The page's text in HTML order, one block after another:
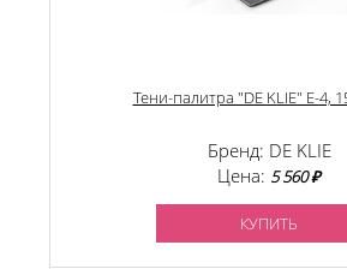
Тени-палитра "DE KLIE" Е-4,
Бренд: DE KLIE
Цена: 5 560 ₽
КУПИТЬ